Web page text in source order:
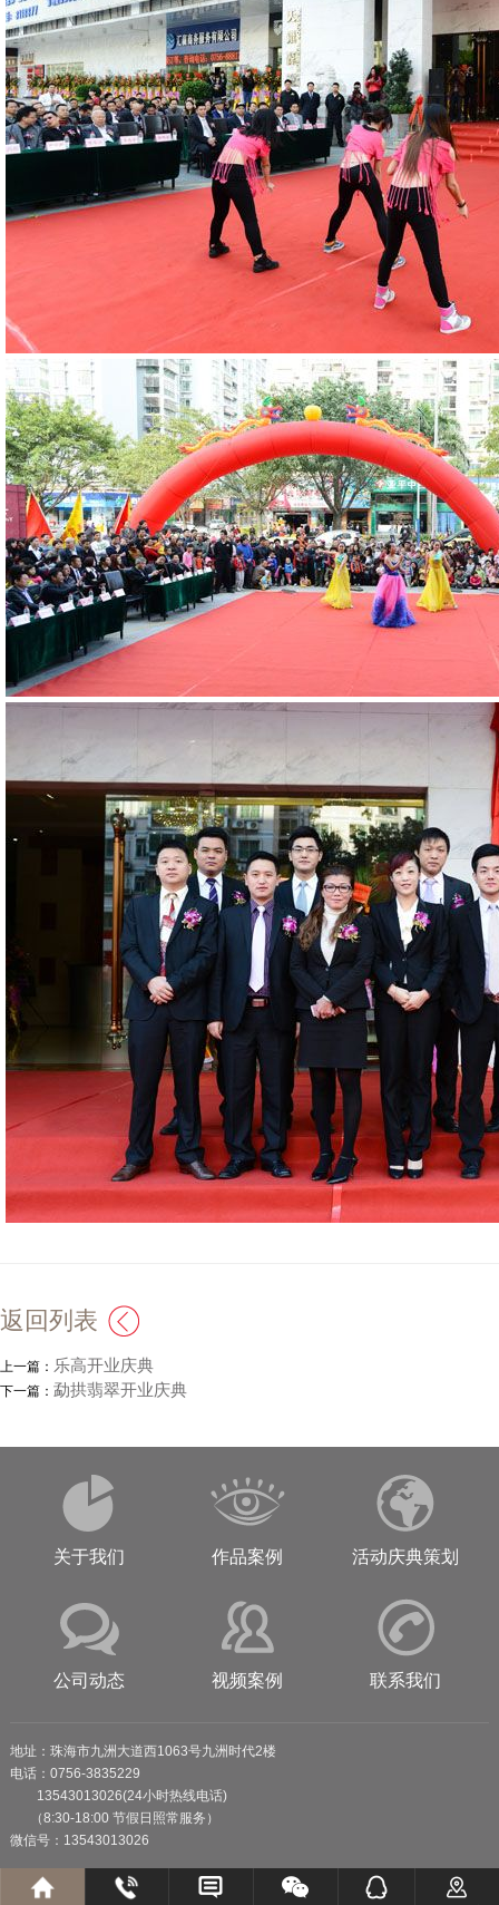
返回列表
上一篇： 乐高开业庆典
下一篇： 勐拱翡翠开业庆典
关于我们 作品案例 活动庆典策划
公司动态 视频案例 联系我们
地址：珠海市九洲大道西1063号九洲时代2楼
电话：0756-3835229
13543013026(24小时热线电话)
（8:30-18:00 节假日照常服务）
微信号：13543013026